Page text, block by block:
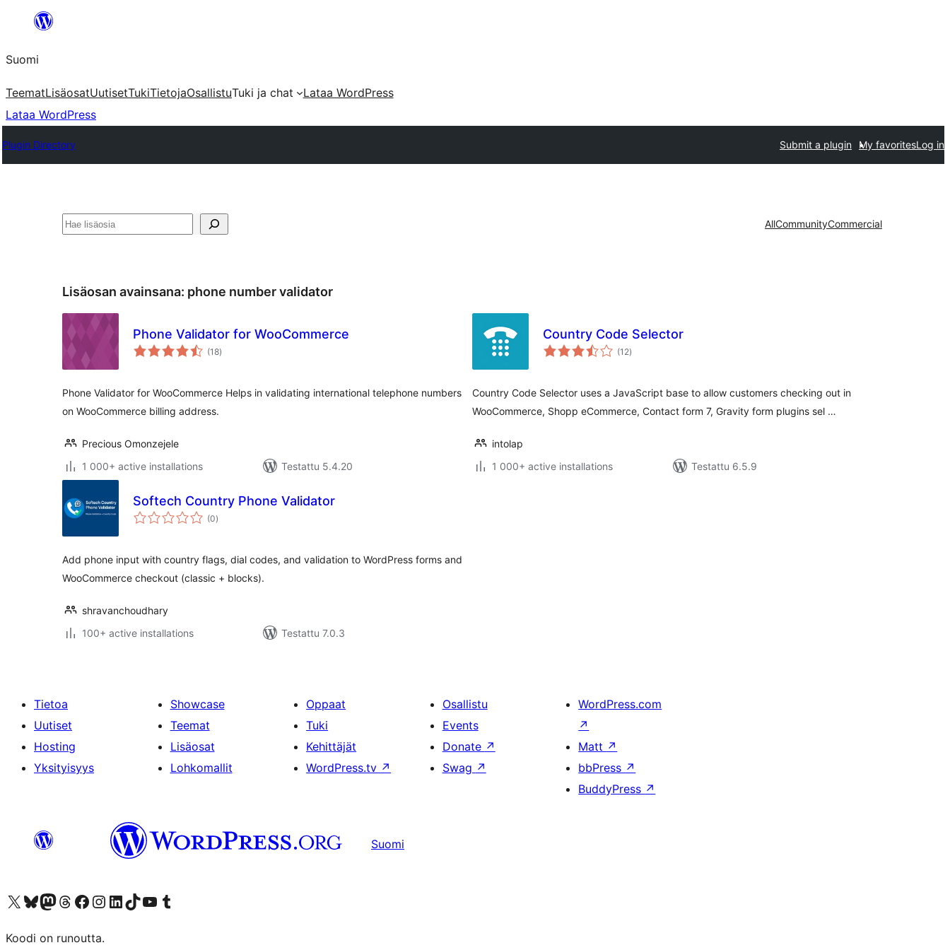
Suomi
TeematLisäosatUutisetTukiTietojaOsallistuTuki ja chat
Lataa WordPress
Lataa WordPress
Plugin Directory Submit a plugin My favoritesLog in
Etsi AllCommunityCommercial
Lisäosan avainsana: phone number validator
Phone Validator for WooCommerce
(18arvosanat
yhteensä
)
Phone Validator for WooCommerce Helps in validating international telephone numbers
on WooCommerce billing address.
Precious Omonzejele
1 000+ active installations
Testattu 5.4.20
Country Code Selector
(12arvosanat
yhteensä
)
Country Code Selector uses a JavaScript base to allow customers checking out in
WooCommerce, Shopp eCommerce, Contact form 7, Gravity form plugins sel …
intolap
1 000+ active installations
Testattu 6.5.9
Softech Country Phone Validator
(0arvosanat
yhteensä
)
Add phone input with country flags, dial codes, and validation to WordPress forms and
WooCommerce checkout (classic + blocks).
shravanchoudhary
100+ active installations
Testattu 7.0.3
Tietoa
Uutiset
Hosting
Yksityisyys
Showcase
Teemat
Lisäosat
Lohkomallit
Oppaat
Tuki
Kehittäjät
WordPress.tv ↗
Osallistu
Events
Donate ↗
Swag ↗
WordPress.com
↗
Matt ↗
bbPress ↗
BuddyPress ↗
Suomi
Visit our X (formerly Twitter) account
Visit our Bluesky account
Visit our Mastodon account
Visit our Threads account
Visit our Facebook page
Visit our Instagram account
Visit our LinkedIn account
Visit our TikTok account
Näytä YouTube-kanava
Visit our Tumblr account
Koodi on runoutta.